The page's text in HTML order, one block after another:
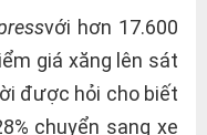
với hơn 17.600
giá xăng lên sát
được hỏi cho biết
chuyển sang xe